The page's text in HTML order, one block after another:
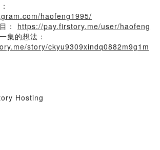
haofeng1995/
： https://pay.firstory.me/user/haofeng
集的想法：
story/ckyu9309xindq0882m9g1m
Hosting